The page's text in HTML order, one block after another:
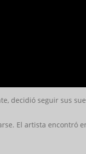
decidió seguir sus
El artista